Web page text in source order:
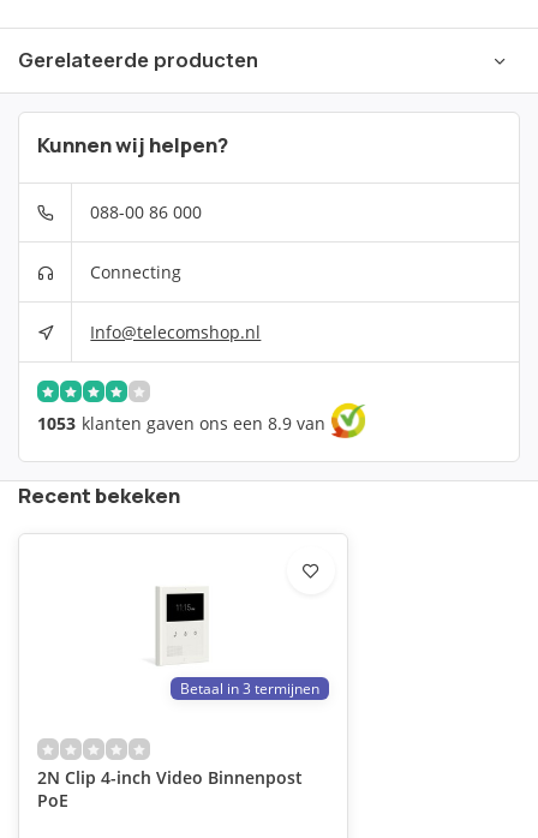
Gerelateerde producten
Kunnen wij helpen?
088-00 86 000
Connecting
Info@telecomshop.nl
1053 klanten gaven ons een 8.9 van
Recent bekeken
Betaal in 3 termijnen
2N Clip 4-inch Video Binnenpost
PoE